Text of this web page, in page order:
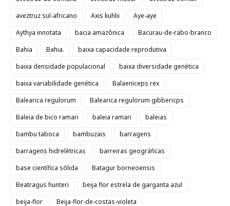
aveztruz sul-africano
Axis kuhlii
Aye-aye
Aythya innotata
bacia amazônica
Bacurau-de-rabo-branco
Bahia
Bahia.
baixa capacidade reprodutiva
baixa densidade populacional
baixa diversidade genética
baixa variabilidade genética
Balaeniceps rex
Balearica regulorum
Balearica regulorum gibbericps
Baleia de bico ramari
baleia ramari
baleias
bambu taboca
bambuzais
barragens
barragens hidrelétricas
barreiras geográficas
base científica sólida
Batagur borneoensis
Beatragus hunteri
beija flor estrela de garganta azul
beija-flor
Beija-flor-de-costas-violeta